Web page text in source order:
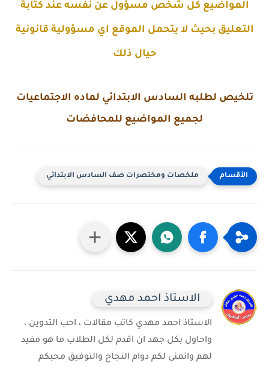
المواضيع كل شخص مسؤول عن نفسه عند كتابة
التعليق بحيث لا يتحمل الموقع اي مسؤولية قانونية
حيال ذلك
تلخيص لطلبه السادس الابتدائي لماده الاجتماعيات
لجميع المواضيع للمحافضات
ملخصات ومختصرات صف السادس الابتدائي
الاستاذ احمد مهدي
الاستاذ احمد مهدي كاتب مقالات ، احب التدوين ،
واحاول بكل جهد ان اقدم لكل الطلاب ما هو مفيد
لهم واتمنى لكم دوام النجاح والتوفيق محبكم